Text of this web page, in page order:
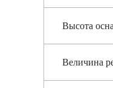
Высота
Величина